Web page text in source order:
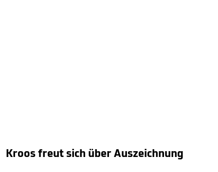
Kroos freut sich über Auszeichnung